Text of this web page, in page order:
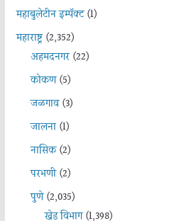
महाबुलेटीन इम्पॅक्ट(1)
महाराष्ट्र(2,352)
अहमदनगर(22)
कोकण(5)
जळगाव(3)
जालना(1)
नासिक(2)
परभणी(2)
पुणे(2,035)
खेड विभाग(1,398)